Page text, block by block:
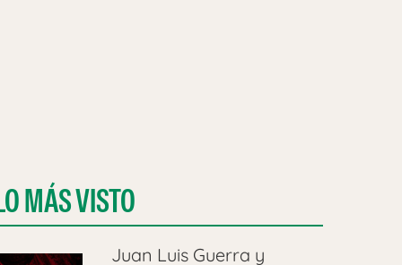
MÁS VISTO
Juan Luis Guerra y